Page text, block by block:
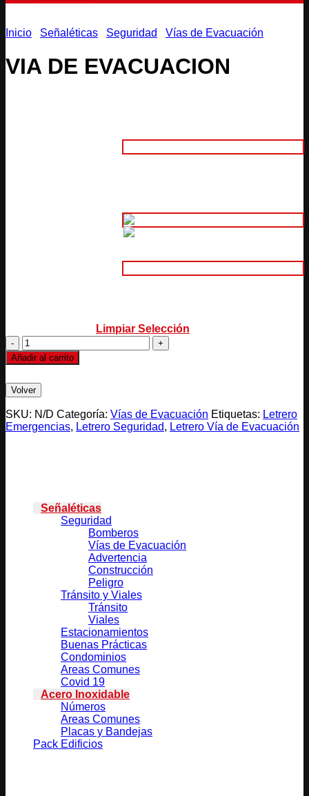
Inicio Señaléticas Seguridad Vías de Evacuación
VIA DE EVACUACION
Limpiar Selección
VIA
DE
EVACUACION
Añadir al carrito
SKU: N/D Categoría: Vías de Evacuación Etiquetas: Letrero
Emergencias, Letrero Seguridad, Letrero Vía de Evacuación
Señaléticas
Seguridad
Bomberos
Vías de Evacuación
Advertencia
Construcción
Peligro
Tránsito y Viales
Tránsito
Viales
Estacionamientos
Buenas Prácticas
Condominios
Areas Comunes
Covid 19
Acero Inoxidable
Números
Areas Comunes
Placas y Bandejas
Pack Edificios